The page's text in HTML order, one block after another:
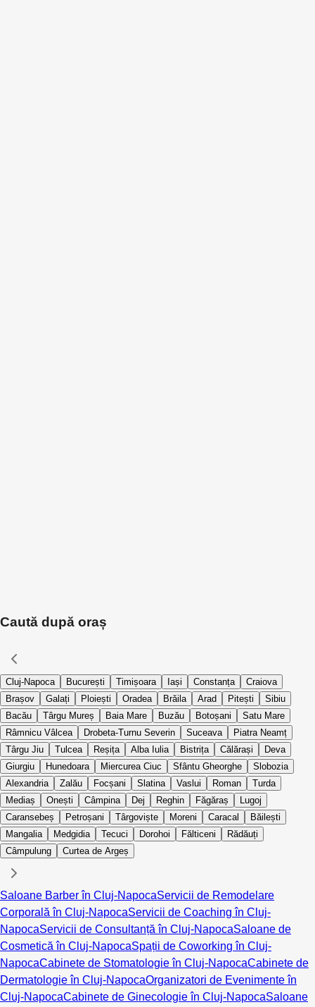
Caută după oraș
Cluj-Napoca București Timișoara Iași Constanța
Craiova
Brașov
Galați Ploiești Oradea Brăila Arad Pitești
Sibiu
Bacău
Târgu Mureș Baia Mare Buzău Botoșani
Satu Mare
Râmnicu Vâlcea
Drobeta-Turnu Severin Suceava
Piatra Neamț
Târgu Jiu
Tulcea Reșița Alba Iulia Bistrița Călărași
Deva
Giurgiu
Hunedoara Miercurea Ciuc Sfântu Gheorghe
Slobozia
Alexandria
Zalău Focșani Slatina Vaslui Roman
Turda
Mediaș
Onești Câmpina Dej Reghin Făgăraș
Lugoj
Caransebeș
Petroșani Târgoviște Moreni Caracal
Băilești
Mangalia
Medgidia Tecuci Dorohoi Fălticeni
Rădăuți
Câmpulung
Curtea de Argeș
Saloane Barber în Cluj-NapocaServicii de Remodelare
Corporală în Cluj-NapocaServicii de Coaching în Cluj-
NapocaServicii de Consultanță în Cluj-NapocaSaloane de
Cosmetică în Cluj-NapocaSpații de Coworking în Cluj-
NapocaCabinete de Stomatologie în Cluj-NapocaCabinete de
Dermatologie în Cluj-NapocaOrganizatori de Evenimente în
Cluj-NapocaCabinete de Ginecologie în Cluj-NapocaSaloane